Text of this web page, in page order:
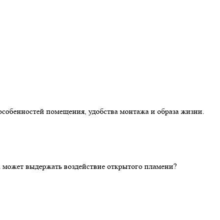
помещения, удобства монтажа и образа жизни.
выдержать воздействие открытого пламени?